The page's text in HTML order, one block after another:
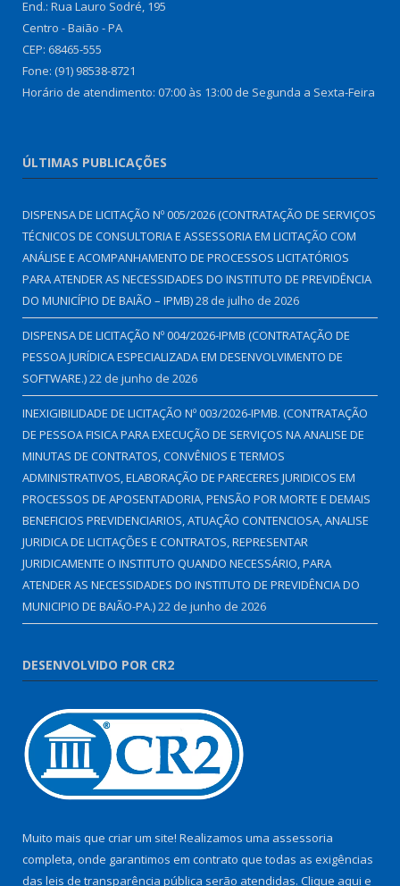
End.: Rua Lauro Sodré, 195
Centro - Baião - PA
CEP: 68465-555
Fone: (91) 98538-8721
Horário de atendimento: 07:00 às 13:00 de Segunda a Sexta-Feira
ÚLTIMAS PUBLICAÇÕES
DISPENSA DE LICITAÇÃO Nº 005/2026 (CONTRATAÇÃO DE SERVIÇOS
TÉCNICOS DE CONSULTORIA E ASSESSORIA EM LICITAÇÃO COM
ANÁLISE E ACOMPANHAMENTO DE PROCESSOS LICITATÓRIOS
PARA ATENDER AS NECESSIDADES DO INSTITUTO DE PREVIDÊNCIA
DO MUNICÍPIO DE BAIÃO – IPMB)28 de julho de 2026
DISPENSA DE LICITAÇÃO Nº 004/2026-IPMB (CONTRATAÇÃO DE
PESSOA JURÍDICA ESPECIALIZADA EM DESENVOLVIMENTO DE
SOFTWARE.)22 de junho de 2026
INEXIGIBILIDADE DE LICITAÇÃO Nº 003/2026-IPMB. (CONTRATAÇÃO
DE PESSOA FISICA PARA EXECUÇÃO DE SERVIÇOS NA ANALISE DE
MINUTAS DE CONTRATOS, CONVÊNIOS E TERMOS
ADMINISTRATIVOS, ELABORAÇÃO DE PARECERES JURIDICOS EM
PROCESSOS DE APOSENTADORIA, PENSÃO POR MORTE E DEMAIS
BENEFICIOS PREVIDENCIARIOS, ATUAÇÃO CONTENCIOSA, ANALISE
JURIDICA DE LICITAÇÕES E CONTRATOS, REPRESENTAR
JURIDICAMENTE O INSTITUTO QUANDO NECESSÁRIO, PARA
ATENDER AS NECESSIDADES DO INSTITUTO DE PREVIDÊNCIA DO
MUNICIPIO DE BAIÃO-PA.)22 de junho de 2026
DESENVOLVIDO POR CR2
Muito mais que criar um site! Realizamos uma assessoria
completa, onde garantimos em contrato que todas as exigências
das leis de transparência pública serão atendidas. Clique aqui e